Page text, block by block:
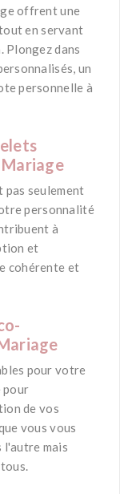
offrent une
en servant
Plongez dans
un
personnelle à
pas seulement
personnalité
à
et
cohérente et
pour votre
pour
de vos
vous vous
l'autre mais